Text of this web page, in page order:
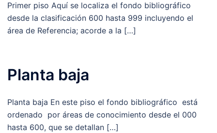
Primer piso Aquí se localiza el fondo bibliográfico
desde la clasificación 600 hasta 999 incluyendo el
área de Referencia; acorde a la […]
Planta baja
Planta baja En este piso el fondo bibliográfico está
ordenado por áreas de conocimiento desde el 000
hasta 600, que se detallan […]